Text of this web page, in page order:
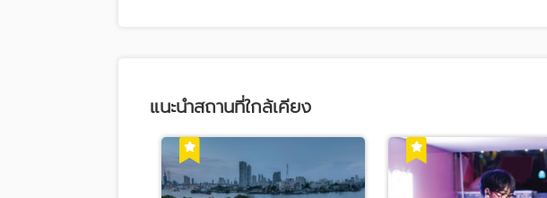
แนะนำสถานที่ใกล้เคียง